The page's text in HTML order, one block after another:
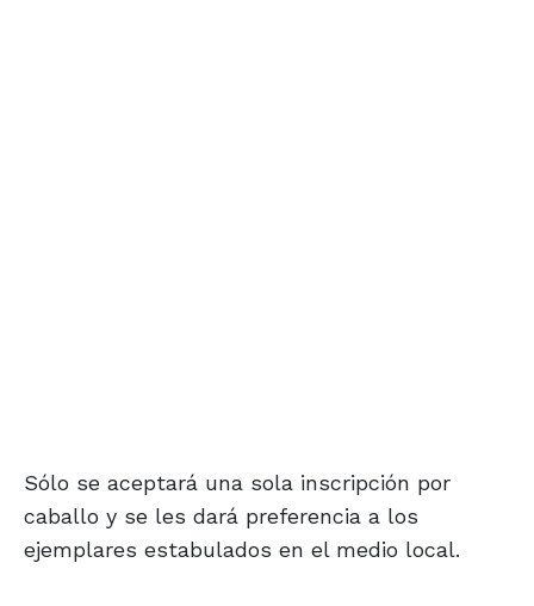
Sólo se aceptará una sola inscripción por
caballo y se les dará preferencia a los
ejemplares estabulados en el medio local.